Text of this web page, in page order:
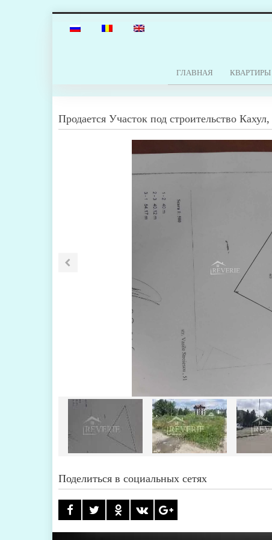
ГЛАВНАЯ КВАРТИРЫ
Продается Участок под строительство Кахул,
Поделиться в социальных сетях